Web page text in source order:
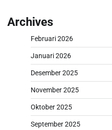
Archives
Februari 2026
Januari 2026
Desember 2025
November 2025
Oktober 2025
September 2025